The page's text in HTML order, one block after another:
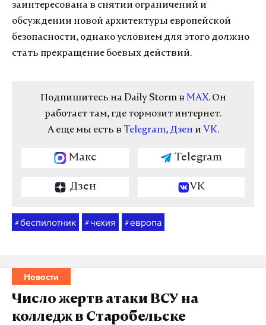
заинтересована в снятии ограничений и
обсуждении новой архитектуры европейской
безопасности, однако условием для этого должно
стать прекращение боевых действий.
Подпишитесь на Daily Storm в MAX. Он
работает там, где тормозит интернет.
А еще мы есть в Telegram, Дзен и VK.
Макс Telegram
Дзен VK
#беспилотник # чехия #европа
Новости
Число жертв атаки ВСУ на
колледж в Старобельске